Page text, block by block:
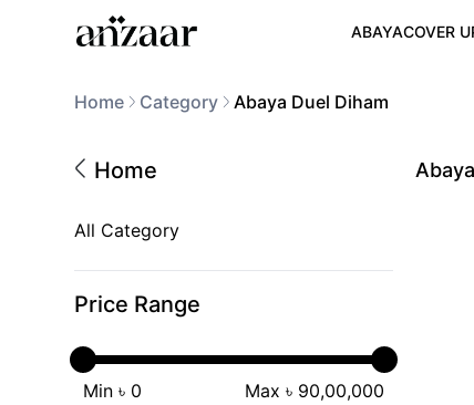
ABAYACOVER
Home Category Abaya Duel Diham
Home
All Category
Price Range
Min ৳ 0 Max ৳ 90,00,000